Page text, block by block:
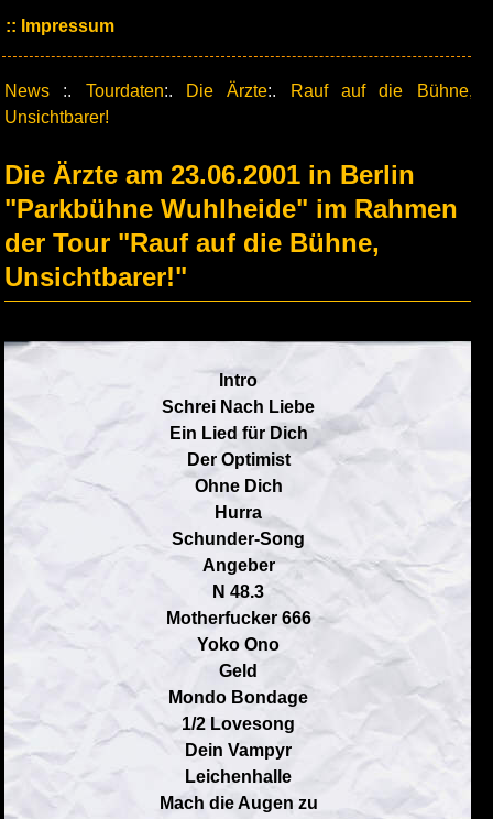
Impressum
News :. Tourdaten:. Die Ärzte:.
Rauf auf die Bühne,
Unsichtbarer!
Die Ärzte am 23.06.2001 in Berlin
"Parkbühne Wuhlheide" im Rahmen
der Tour "Rauf auf die Bühne,
Unsichtbarer!"
Intro
Schrei Nach Liebe
Ein Lied für Dich
Der Optimist
Ohne Dich
Hurra
Schunder-Song
Angeber
N 48.3
Motherfucker 666
Yoko Ono
Geld
Mondo Bondage
1/2 Lovesong
Dein Vampyr
Leichenhalle
Mach die Augen zu